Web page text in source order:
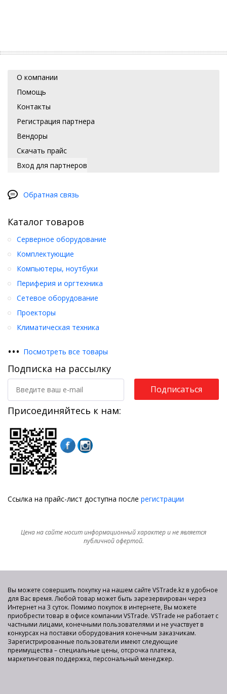
О компании
Помощь
Контакты
Регистрация партнера
Вендоры
Скачать прайс
Вход для партнеров
Обратная связь
Каталог товаров
Серверное оборудование
Комплектующие
Компьютеры, ноутбуки
Периферия и оргтехника
Сетевое оборудование
Проекторы
Климатическая техника
••• Посмотреть все товары
Подписка на рассылку
Подписаться
Присоединяйтесь к нам:
Ссылка на прайс-лист доступна после регистрации
Цена на сайте носит информационный характер и не является
публичной офертой.
Вы можете совершить покупку на нашем сайте VSTrade.kz в удобное
для Вас время. Любой товар может быть зарезервирован через
Интернет на 3 суток. Помимо покупок в интернете, Вы можете
приобрести товар в офисе компании VSTrade. VSTrade не работает с
частными лицами, конечными пользователями и не участвует в
конкурсах на поставки оборудования конечным заказчикам.
Зарегистрированные пользователи имеют следующие
преимущества – специальные цены, отсрочка платежа,
маркетинговая поддержка, персональный менеджер.